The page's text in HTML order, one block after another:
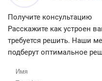
Получите консультацию
Расскажите как устроен
требуется решить. Наши
подберут оптимальное